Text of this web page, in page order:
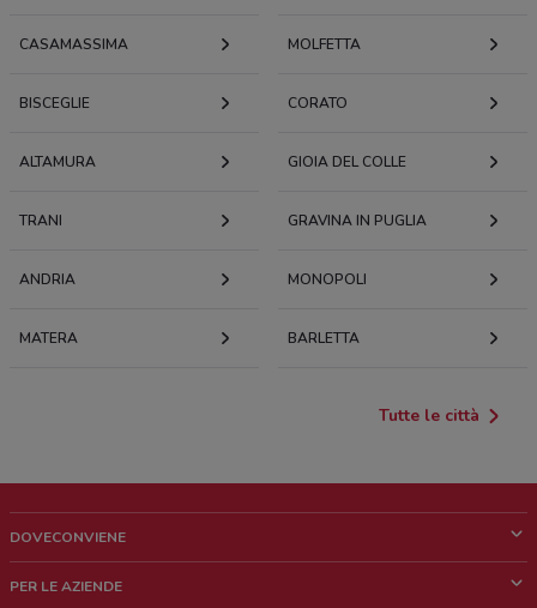
CASAMASSIMA MOLFETTA
BISCEGLIE CORATO
ALTAMURA GIOIA DEL COLLE
TRANI GRAVINA IN PUGLIA
ANDRIA MONOPOLI
MATERA BARLETTA
Tutte le città
DOVECONVIENE
PER LE AZIENDE